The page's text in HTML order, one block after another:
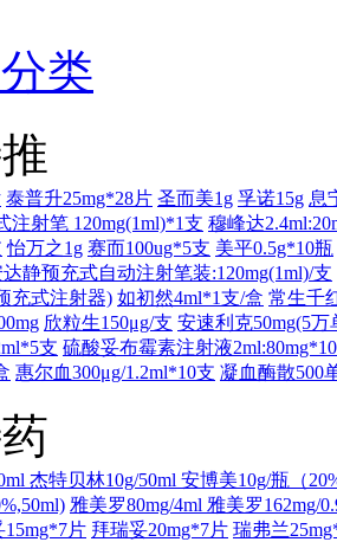
类
泰普升25mg*28片 圣而美1g 孚诺15g 息
注射笔 120mg(1ml)*1支 穆峰达
怡万之1g 赛而100ug*5支 美平0.5g*10瓶
静预充式自动注射笔装:120mg(1ml)/支
充式注射器) 如初然4ml*1支/盒 常生千
欣粒生150μg/支 安速利克50mg(5万
支 硫酸妥布霉素注射液
惠尔血300μg/1.2ml*10支 凝血酶散500
杰特贝林10g/50ml 安博美10g/瓶（
雅美罗80mg/4ml 雅美罗162mg/
15mg*7片 拜瑞妥20mg*7片 瑞弗兰